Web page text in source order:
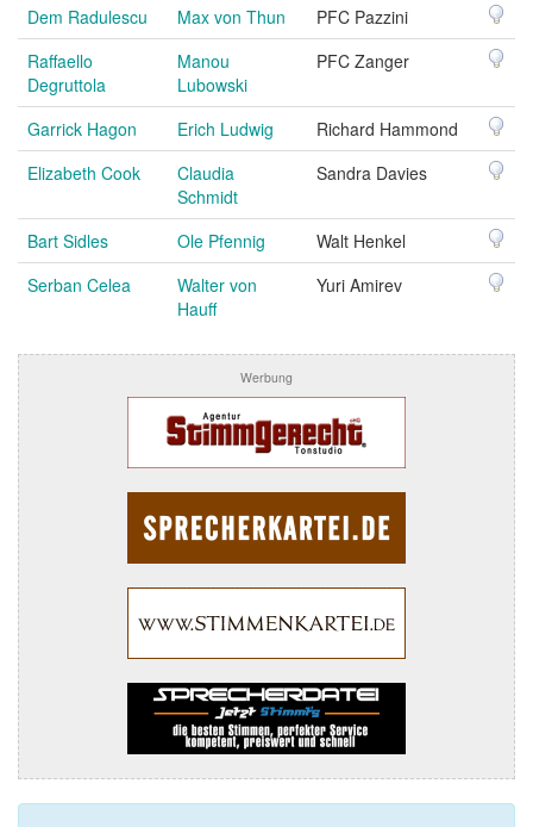
Dem Radulescu Max von Thun
PFC Pazzini
Raffaello
Degruttola
Manou
Lubowski
PFC Zanger
Garrick Hagon Erich Ludwig
Richard Hammond
Elizabeth Cook
Claudia
Schmidt
Sandra Davies
Bart Sidles Ole Pfennig
Walt Henkel
Serban Celea
Walter von
Hauff
Yuri Amirev
Werbung